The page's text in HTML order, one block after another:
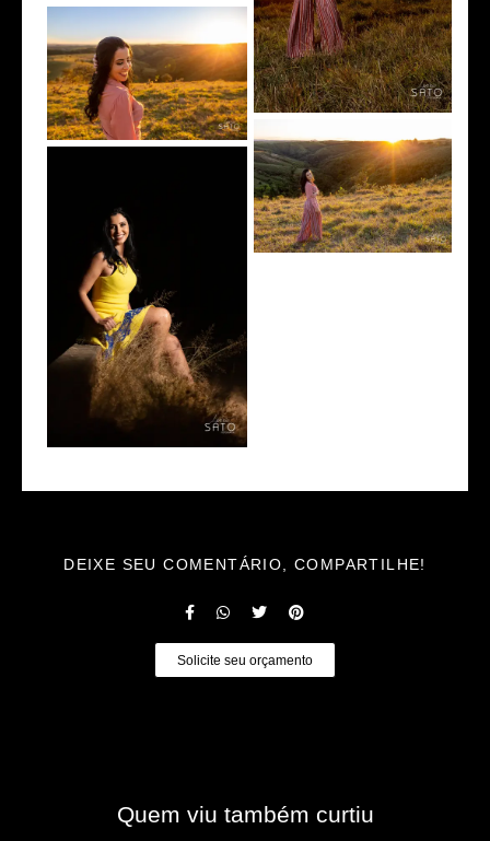
DEIXE SEU COMENTÁRIO, COMPARTILHE!
Solicite seu orçamento
Quem viu também curtiu